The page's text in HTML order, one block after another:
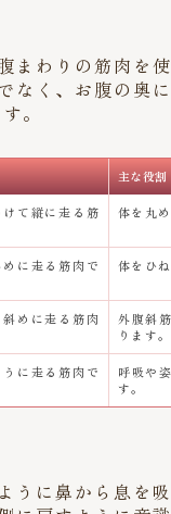
まわりの筋肉を使
なく、お腹の奥に
。
主な役割
て縦に走る筋
体を丸
に走る筋肉で
体をひ
めに走る筋肉
外腹斜
ります。
に走る筋肉で
呼吸や
す。
うに鼻から息を吸